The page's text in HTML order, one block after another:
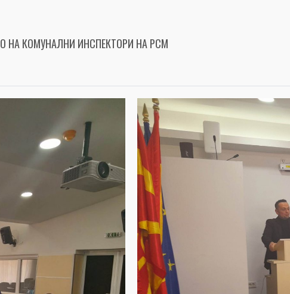
НА КОМУНАЛНИ ИНСПЕКТОРИ НА РСМ